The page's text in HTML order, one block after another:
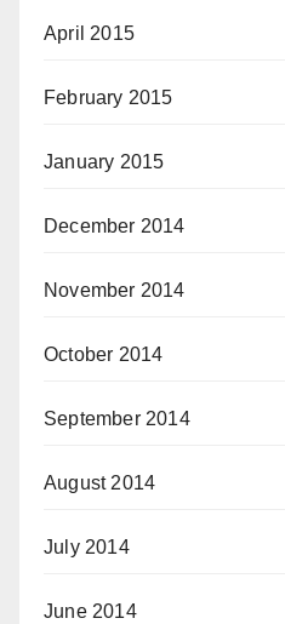
April 2015
February 2015
January 2015
December 2014
November 2014
October 2014
September 2014
August 2014
July 2014
June 2014